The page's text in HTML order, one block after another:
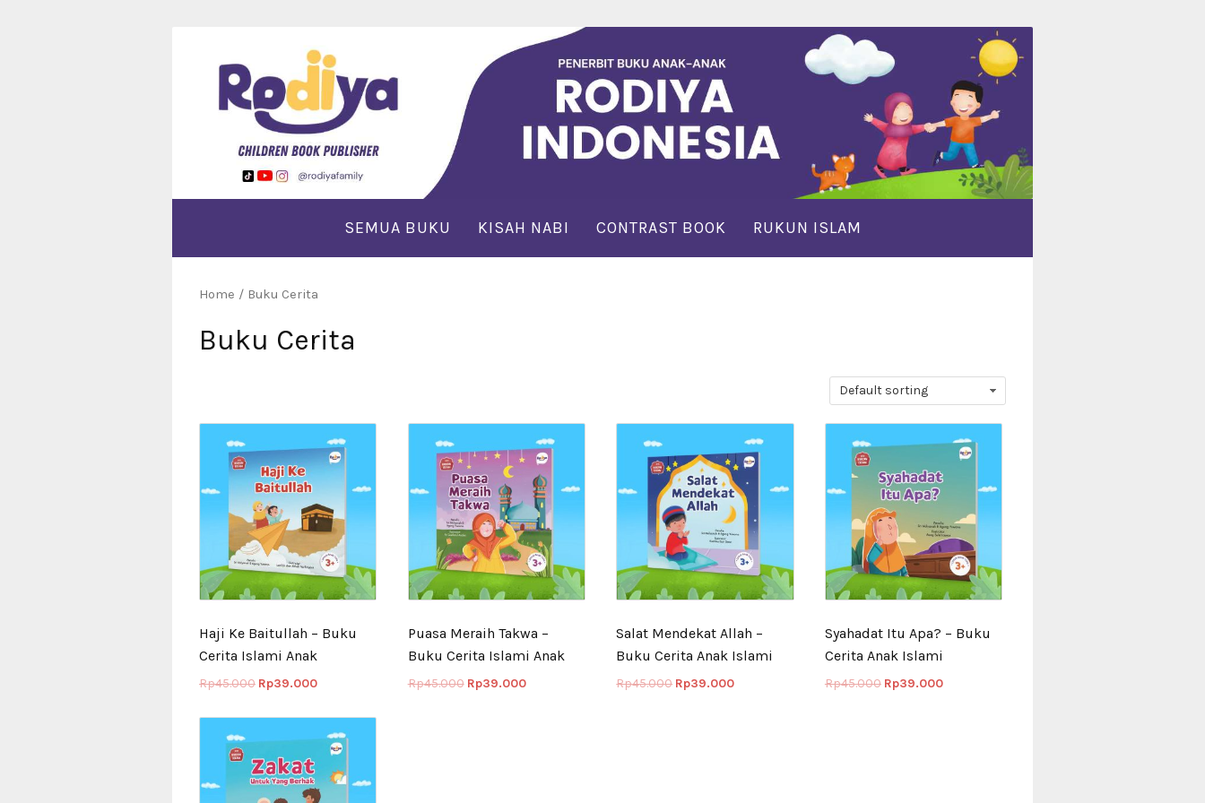
SEMUA BUKU KISAH NABI CONTRAST BOOK RUKUN ISLAM
Home / Buku Cerita
Buku Cerita
Haji Ke Baitullah – Buku
Cerita Islami Anak
Rp45.000 Rp39.000
Puasa Meraih Takwa –
Buku Cerita Islami Anak
Rp45.000 Rp39.000
Salat Mendekat Allah –
Buku Cerita Anak Islami
Rp45.000 Rp39.000
Syahadat Itu Apa? – Buku
Cerita Anak Islami
Rp45.000 Rp39.000